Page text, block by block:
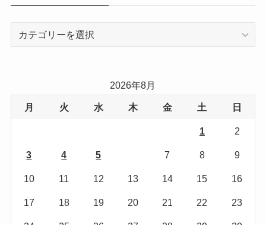
2026年8月
月 火 水 木 金 土 日
1 2
3 4 5 7 8 9
10 11 12 13 14 15 16
17 18 19 20 21 22 23